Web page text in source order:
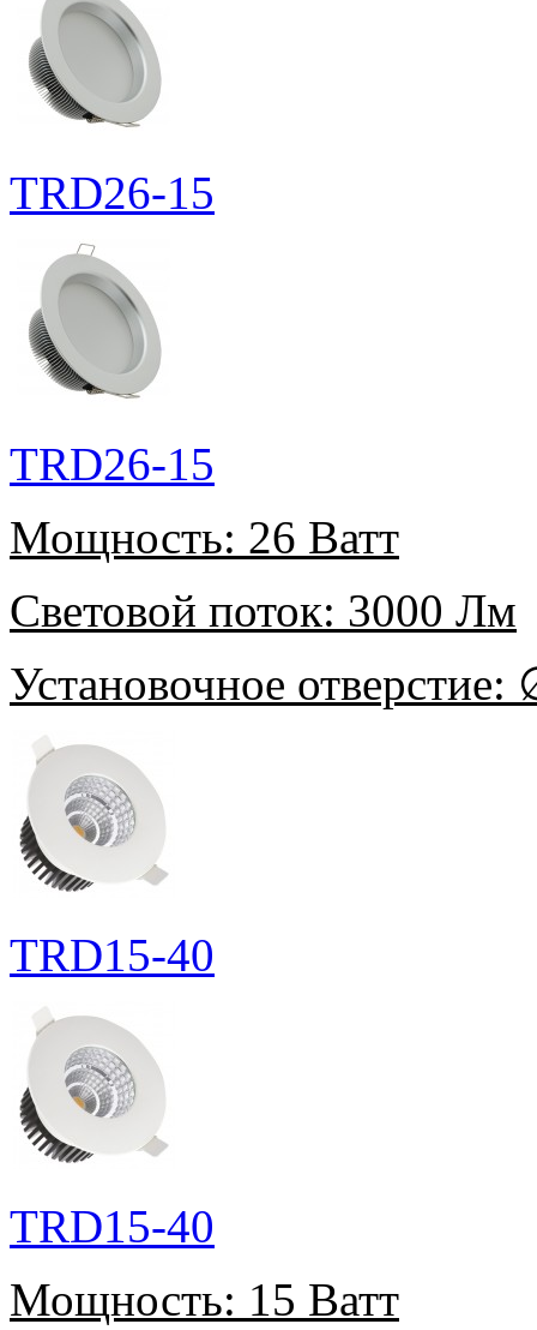
TRD26-15
TRD26-15
Мощность: 26 Ватт
Световой поток: 3000 Лм
Установочное отверстие:
TRD15-40
TRD15-40
Мощность: 15 Ватт